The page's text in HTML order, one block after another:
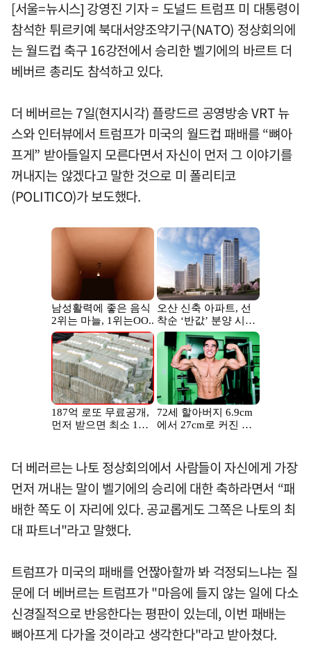
[서울=뉴시스] 강영진 기자 = 도널드 트럼프 미 대통령이
참석한 튀르키예 북대서양조약기구(NATO) 정상회의에
는 월드컵 축구 16강전에서 승리한 벨기에의 바르트 더
베버르 총리도 참석하고 있다.
더 베버르는 7일(현지시각) 플랑드르 공영방송 VRT 뉴
스와 인터뷰에서 트럼프가 미국의 월드컵 패배를 “뼈아
프게” 받아들일지 모른다면서 자신이 먼저 그 이야기를
꺼내지는 않겠다고 말한 것으로 미 폴리티코
(POLITICO)가 보도했다.
더 베러르는 나토 정상회의에서 사람들이 자신에게 가장
먼저 꺼내는 말이 벨기에의 승리에 대한 축하라면서 “패
배한 쪽도 이 자리에 있다. 공교롭게도 그쪽은 나토의 최
대 파트너"라고 말했다.
트럼프가 미국의 패배를 언짢아할까 봐 걱정되느냐는 질
문에 더 베버르는 트럼프가 "마음에 들지 않는 일에 다소
신경질적으로 반응한다는 평판이 있는데, 이번 패배는
뼈아프게 다가올 것이라고 생각한다"라고 받아쳤다.